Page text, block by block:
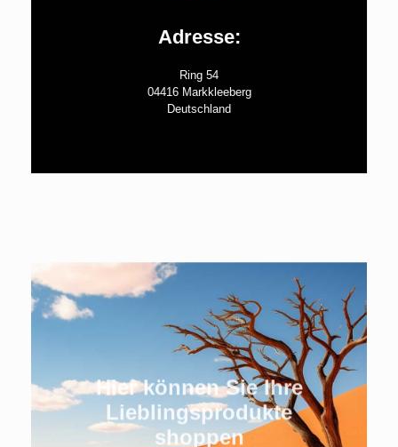
Adresse:
Ring 54
04416 Markkleeberg
Deutschland
Hier können Sie Ihre
Lieblingsprodukte
shoppen